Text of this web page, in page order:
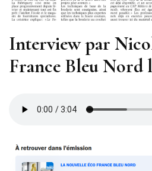
Interview par
France Bleu Nord